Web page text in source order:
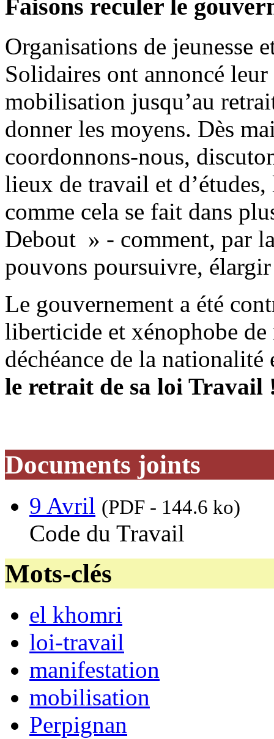
Faisons reculer le
Organisations de jeunesse
Solidaires ont annoncé
mobilisation jusqu’au
donner les moyens. Dès
coordonnons-nous,
lieux de travail et
comme cela se fait dans
Debout » - comment, par
pouvons poursuivre,
Le gouvernement a été
liberticide et xénophobe
déchéance de la nationalité
le retrait de sa loi Travail
Documents joints
9 Avril (PDF - 144.6 ko)
Code du Travail
Mots-clés
el khomri
loi-travail
manifestation
mobilisation
Perpignan